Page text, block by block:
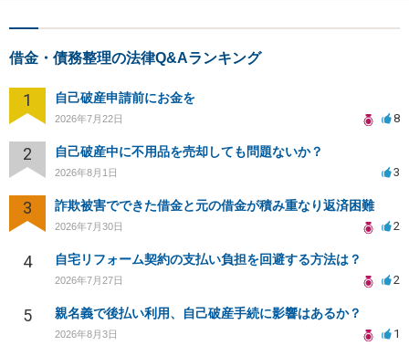
借金・債務整理の法律Q&Aランキング
1 自己破産申請前にお金を
2026年7月22日 8
2 自己破産中に不用品を売却しても問題ないか？
2026年8月1日 3
3 詐欺被害でできた借金と元の借金が積み重なり返済困難
2026年7月30日 2
4 自宅リフォーム契約の支払い負担を回避する方法は？
2026年7月27日 2
5 親名義で後払い利用、自己破産手続に影響はあるか？
2026年8月3日 1